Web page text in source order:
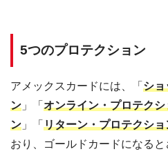
5つのプロテクション
アメックスカードには、「 ショ
ン 」「 オンライン・プロテクシ
ン 」「 リターン・プロテクショ
おり、ゴールドカードになる